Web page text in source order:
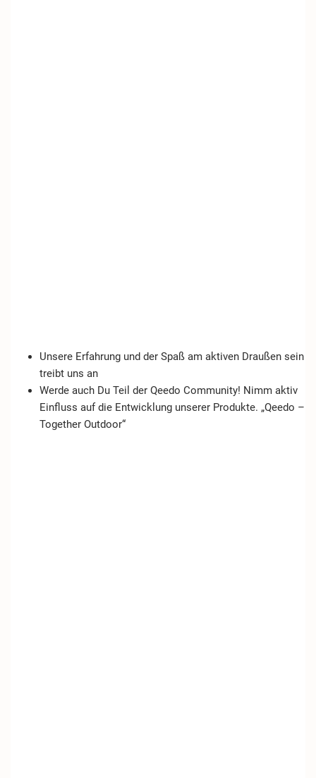
Unsere Erfahrung und der Spaß am aktiven Draußen sein
treibt uns an
Werde auch Du Teil der Qeedo Community! Nimm aktiv
Einfluss auf die Entwicklung unserer Produkte. „Qeedo –
Together Outdoor“